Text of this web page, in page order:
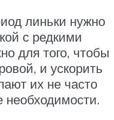
линьки нужно
с редкими
для того, чтобы
и ускорить
их не часто